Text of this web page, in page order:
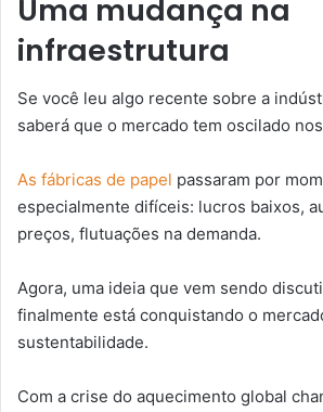
Uma mudança na
infraestrutura
Se você leu algo recente sobre a
saberá que o mercado tem oscilado
As fábricas de papel passaram por
especialmente difíceis: lucros baixos,
preços, flutuações na demanda.
Agora, uma ideia que vem sendo
finalmente está conquistando o
sustentabilidade.
Com a crise do aquecimento global